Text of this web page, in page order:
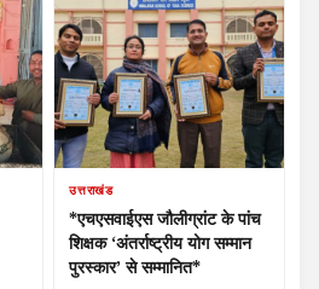
उत्तराखंड
*एचएसवाईएस जौलीग्रांट के पांच
शिक्षक ‘अंतर्राष्ट्रीय योग सम्मान
पुरस्कार’ से सम्मानित*